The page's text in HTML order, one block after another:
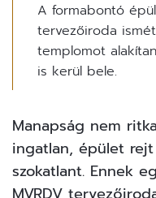
A formabontó
tervezőiroda
templomot
is kerül bele.
Manapság nem
ingatlan, épület
szokatlant. Ennek